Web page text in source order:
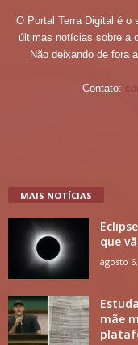
O Portal Terra Digital é o
últimas notícias sobre a
Não deixando de fora
Contato:
MAIS NOTÍCIAS
que
agosto
mãe